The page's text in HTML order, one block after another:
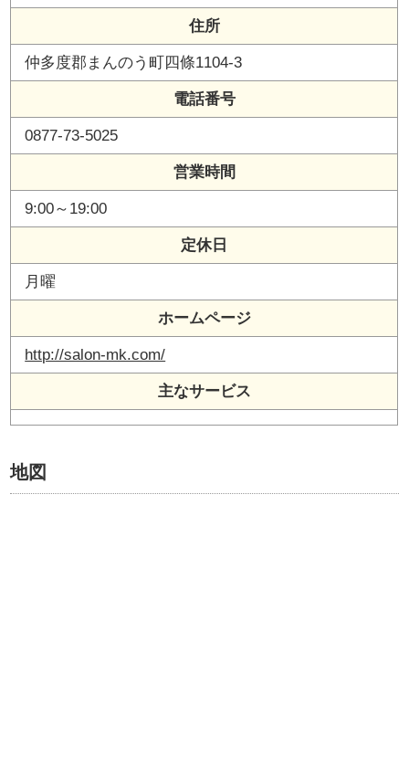
住所
仲多度郡まんのう町四條1104-3
電話番号
0877-73-5025
営業時間
9:00～19:00
定休日
月曜
ホームページ
http://salon-mk.com/
主なサービス
地図